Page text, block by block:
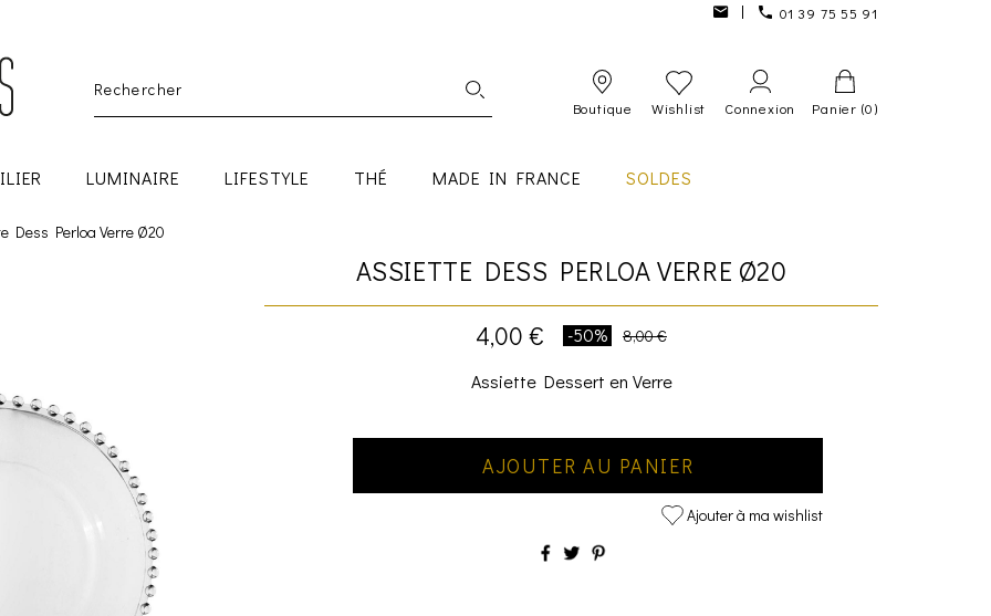
01 39 75 55 91
Boutique Wishlist Connexion Panier (0)
LUMINAIRE LIFESTYLE THÉ MADE IN FRANCE SOLDES
Dess Perloa Verre Ø20
ASSIETTE DESS PERLOA VERRE Ø20
4,00 € -50% 8,00 €
Assiette Dessert en Verre
AJOUTER AU PANIER
Ajouter à ma wishlist